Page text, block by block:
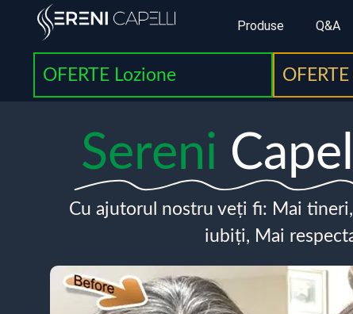
Produse Q&A
OFERTE Lozione
Sereni
Cu ajutorul nostru veți fi: Mai
iubiți, Mai